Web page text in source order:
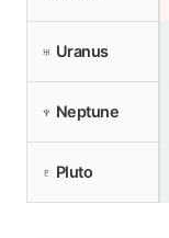
♅ Uranus
♆ Neptune
♇ Pluto